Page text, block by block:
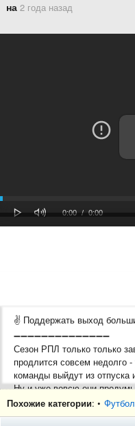
на 2 года назад
Current
0:00 / Duration
0:00
✌ Поддержать выход
➖➖➖➖➖➖➖➖➖➖➖➖➖➖
Сезон РПЛ только только
продлится совсем
команды выйдут из отпуска
Ну и уже вовсю они
покинул Владимир Федотов,
Марко Николич / Александр
Похожие категории: •